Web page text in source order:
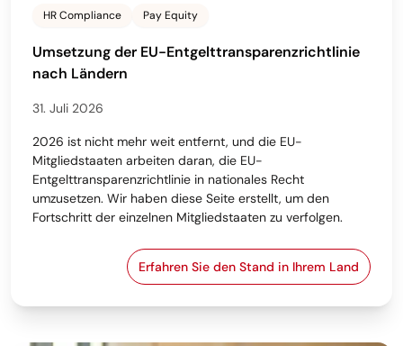
HR Compliance Pay Equity
Umsetzung der EU-Entgelttransparenzrichtlinie
nach Ländern
31. Juli 2026
2026 ist nicht mehr weit entfernt, und die EU-
Mitgliedstaaten arbeiten daran, die EU-
Entgelttransparenzrichtlinie in nationales Recht
umzusetzen. Wir haben diese Seite erstellt, um den
Fortschritt der einzelnen Mitgliedstaaten zu verfolgen.
Erfahren Sie den Stand in Ihrem Land
Umsetzung der EU-